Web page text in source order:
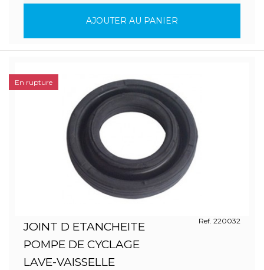
AJOUTER AU PANIER
JOINT D ETANCHEITE
POMPE DE CYCLAGE
LAVE-VAISSELLE
Ref. 220032
En rupture